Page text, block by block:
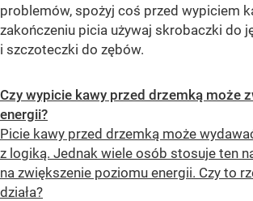
problemów, spożyj coś przed wypiciem
zakończeniu picia używaj skrobaczki do
i szczoteczki do zębów.
Czy wypicie kawy przed drzemką może
energii?
Picie kawy przed drzemką może
z logiką. Jednak wiele osób stosuje ten
na zwiększenie poziomu energii. Czy to
działa?